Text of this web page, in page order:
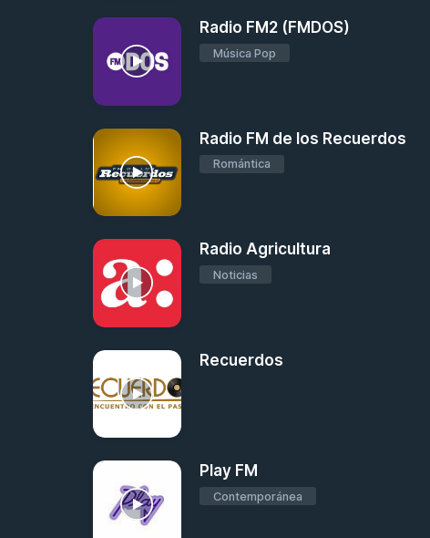
Radio FM2 (FMDOS)
Música Pop
Radio FM de los Recuerdos
Romántica
Radio Agricultura
Noticias
Recuerdos
Play FM
Contemporánea